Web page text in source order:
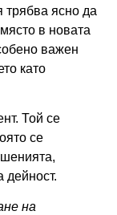
трябва ясно да
в новата
важен
като
Той се
се
дейност.
на